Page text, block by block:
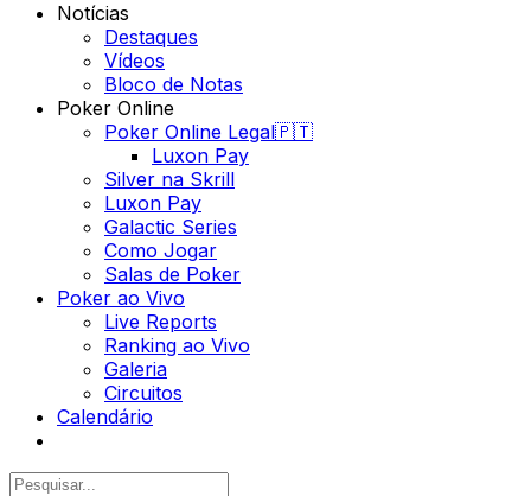
Notícias
Destaques
Vídeos
Bloco de Notas
Poker Online
Poker Online Legal🇵🇹
Luxon Pay
Silver na Skrill
Luxon Pay
Galactic Series
Como Jogar
Salas de Poker
Poker ao Vivo
Live Reports
Ranking ao Vivo
Galeria
Circuitos
Calendário